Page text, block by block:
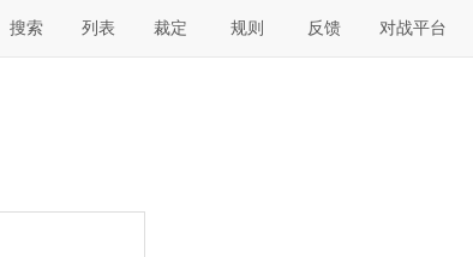
搜索 列表 裁定 规则 反馈 对战平台